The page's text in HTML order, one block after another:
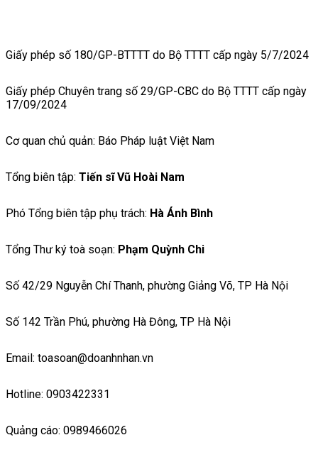
Giấy phép số 180/GP-BTTTT do Bộ TTTT cấp ngày 5/7/2024
Giấy phép Chuyên trang số 29/GP-CBC do Bộ TTTT cấp ngày
17/09/2024
Cơ quan chủ quản: Báo Pháp luật Việt Nam
Tổng biên tập: Tiến sĩ Vũ Hoài Nam
Phó Tổng biên tập phụ trách: Hà Ánh Bình
Tổng Thư ký toà soạn: Phạm Quỳnh Chi
Số 42/29 Nguyễn Chí Thanh, phường Giảng Võ, TP Hà Nội
Số 142 Trần Phú, phường Hà Đông, TP Hà Nội
Email: toasoan@doanhnhan.vn
Hotline: 0903422331
Quảng cáo: 0989466026